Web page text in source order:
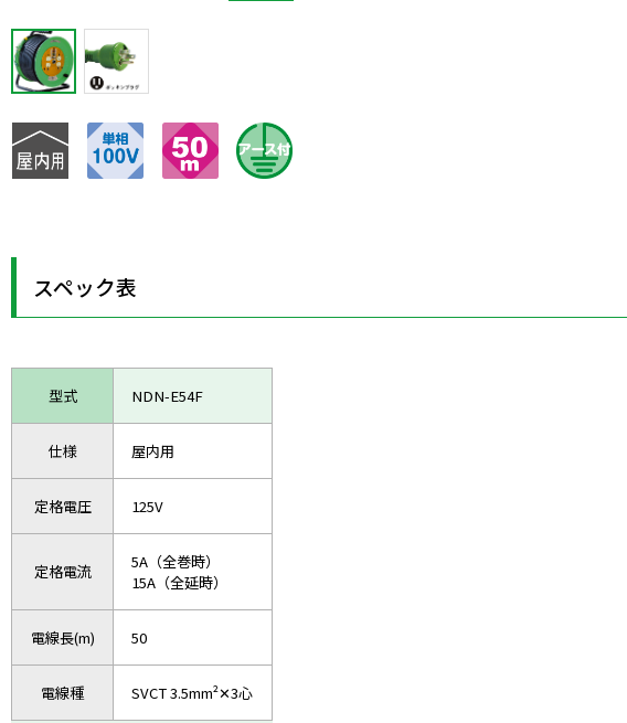
スペック表
型式 NDN-E54F
仕様 屋内用
定格電圧 125V
定格電流
5A（全巻時）
15A（全延時）
電線長(m) 50
電線種 SVCT 3.5mm²✕3心